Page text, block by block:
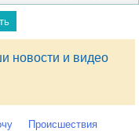
новости и видео
Происшествия